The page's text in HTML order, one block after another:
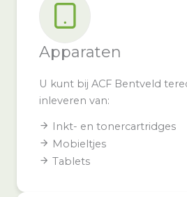
Apparaten
U kunt bij ACF Bentveld
inleveren van:
Inkt- en tonercartridges
Mobieltjes
Tablets